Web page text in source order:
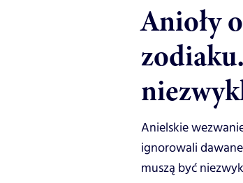
Anioły
Anielskie
ignorowali
muszą być